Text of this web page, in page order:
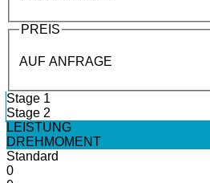
PREIS
AUF ANFRAGE
Stage 1
Stage 2
LEISTUNG
DREHMOMENT
Standard
0